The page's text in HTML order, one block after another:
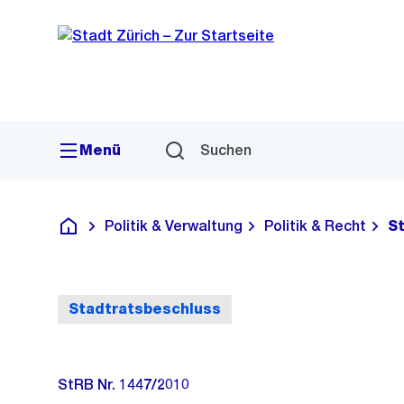
Navigation
Sprunglink
Menü Suchen
Deutsch
Politik & Verwaltung Politik & Recht
Stadtratsbeschluss
StRB Nr. 1447/2010